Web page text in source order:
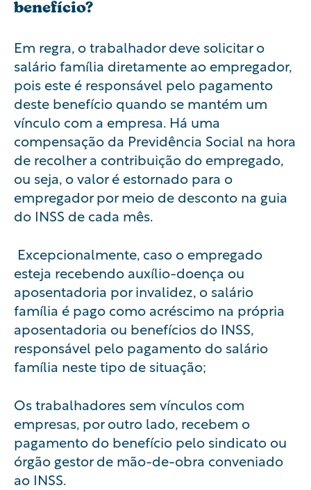
benefício?
Em regra, o trabalhador deve solicitar o
salário família diretamente ao empregador,
pois este é responsável pelo pagamento
deste benefício quando se mantém um
vínculo com a empresa. Há uma
compensação da Previdência Social na hora
de recolher a contribuição do empregado,
ou seja, o valor é estornado para o
empregador por meio de desconto na guia
do INSS de cada mês.
Excepcionalmente, caso o empregado
esteja recebendo auxílio-doença ou
aposentadoria por invalidez, o salário
família é pago como acréscimo na própria
aposentadoria ou benefícios do INSS,
responsável pelo pagamento do salário
família neste tipo de situação;
Os trabalhadores sem vínculos com
empresas, por outro lado, recebem o
pagamento do benefício pelo sindicato ou
órgão gestor de mão-de-obra conveniado
ao INSS.